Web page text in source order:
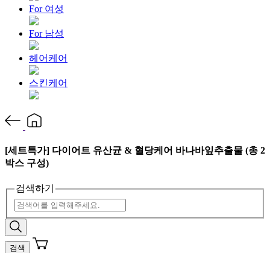
For 여성
For 남성
헤어케어
스킨케어
[세트특가] 다이어트 유산균 & 혈당케어 바나바잎추출물 (총 2
박스 구성)
검색하기
검색